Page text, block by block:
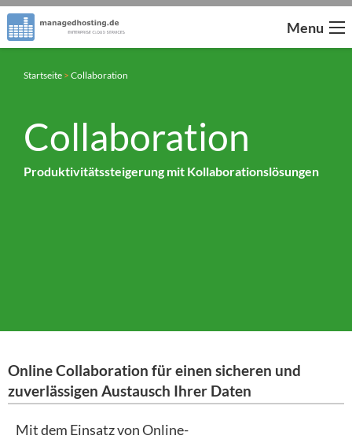
Menu
Startseite > Collaboration
Collaboration
Produktivitätssteigerung mit Kollaborationslösungen
Online Collaboration für einen sicheren und
zuverlässigen Austausch Ihrer Daten
Mit dem Einsatz von Online-